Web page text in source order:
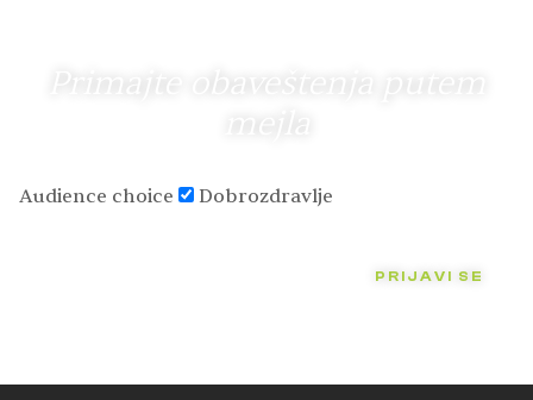
Audience choice Dobrozdravlje
PRIJAVI SE